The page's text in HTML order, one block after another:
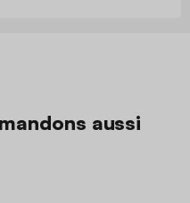
aussi